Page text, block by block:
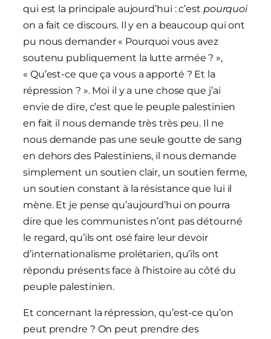
qui est la principale aujourd’hui : c’est pourquoi
on a fait ce discours. Il y en a beaucoup qui ont
pu nous demander « Pourquoi vous avez
soutenu publiquement la lutte armée ? »,
« Qu’est-ce que ça vous a apporté ? Et la
répression ? ». Moi il y a une chose que j’ai
envie de dire, c’est que le peuple palestinien
en fait il nous demande très très peu. Il ne
nous demande pas une seule goutte de sang
en dehors des Palestiniens, il nous demande
simplement un soutien clair, un soutien ferme,
un soutien constant à la résistance que lui il
mène. Et je pense qu’aujourd’hui on pourra
dire que les communistes n’ont pas détourné
le regard, qu’ils ont osé faire leur devoir
d’internationalisme prolétarien, qu’ils ont
répondu présents face à l’histoire au côté du
peuple palestinien.
Et concernant la répression, qu’est-ce qu’on
peut prendre ? On peut prendre des